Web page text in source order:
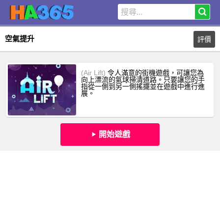
空氣提升 評價
(Air Lift) 令人滿意的街機遊戲，可讓您為
向上漂流的氣球掃清道路。只要讓您的手
指從一側到另一側搖擺並在遊戲中進行進
展。
開始遊戲